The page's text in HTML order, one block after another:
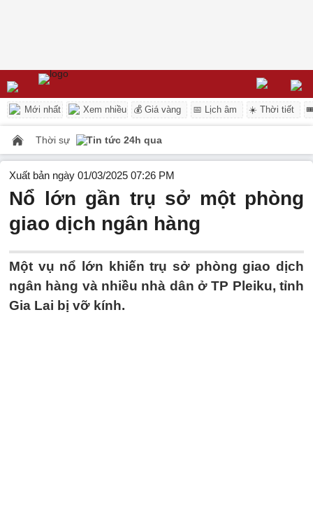
Mới nhất Xem nhiều 💰 Giá vàng 📅 Lịch âm ☀️ Thời tiết
Thời sự Tin tức 24h qua
Xuất bản ngày 01/03/2025 07:26 PM
Nổ lớn gần trụ sở một phòng
giao dịch ngân hàng
Một vụ nổ lớn khiến trụ sở phòng giao dịch
ngân hàng và nhiều nhà dân ở TP Pleiku, tỉnh
Gia Lai bị vỡ kính.